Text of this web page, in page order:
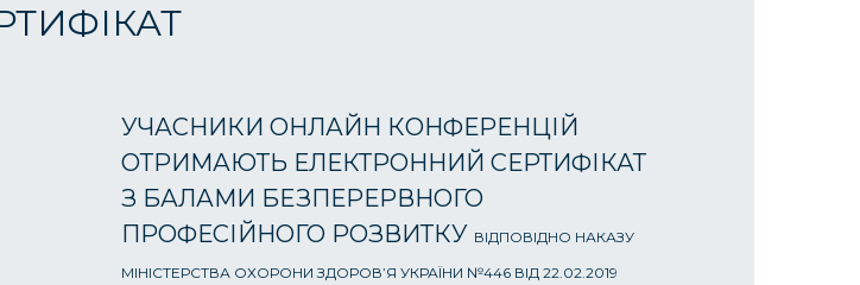
УЧАСНИКИ ОНЛАЙН КОНФЕРЕНЦІЙ
ОТРИМАЮТЬ ЕЛЕКТРОННИЙ СЕРТИФІКАТ
З БАЛАМИ БЕЗПЕРЕРВНОГО
ПРОФЕСІЙНОГО РОЗВИТКУ ВІДПОВІДНО НАКАЗУ
МІНІСТЕРСТВА ОХОРОНИ ЗДОРОВ’Я УКРАЇНИ №446 ВІД 22.02.2019